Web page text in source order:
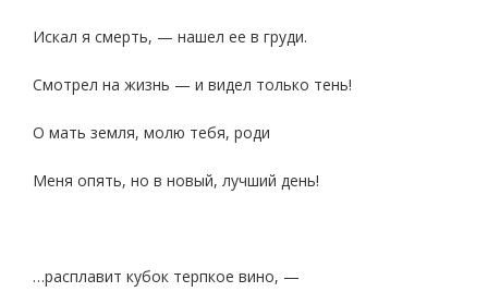
Искал я смерть, — нашел ее в груди.
Смотрел на жизнь — и видел только тень!
О мать земля, молю тебя, роди
Меня опять, но в новый, лучший день!
…расплавит кубок терпкое вино, —